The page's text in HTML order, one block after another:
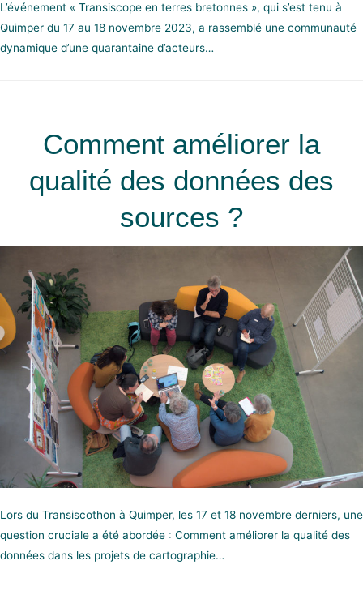
L’événement « Transiscope en terres bretonnes », qui s’est tenu à
Quimper du 17 au 18 novembre 2023, a rassemblé une communauté
dynamique d’une quarantaine d’acteurs…
Comment améliorer la
qualité des données des
sources ?
Lors du Transiscothon à Quimper, les 17 et 18 novembre derniers, une
question cruciale a été abordée : Comment améliorer la qualité des
données dans les projets de cartographie…